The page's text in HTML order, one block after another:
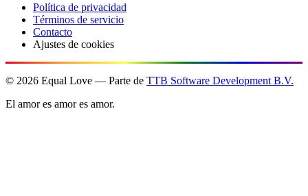
Política de privacidad
Términos de servicio
Contacto
Ajustes de cookies
© 2026 Equal Love — Parte de TTB Software Development B.V.
El amor es amor es amor.